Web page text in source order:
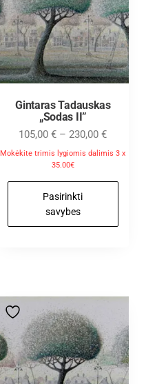
Gintaras Tadauskas
„Sodas II”
105,00€ – 230,00€
Mokėkite trimis lygiomis dalimis 3 x
35.00€
Pasirinkti
savybes